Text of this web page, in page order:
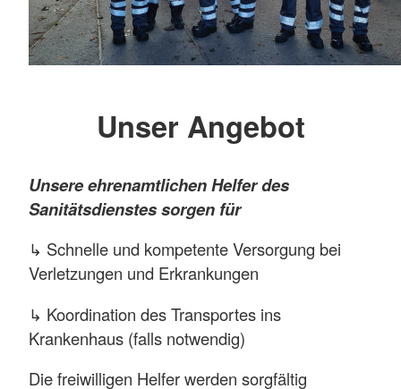
Unser Angebot
Unsere ehrenamtlichen Helfer des
Sanitätsdienstes sorgen für
↳ Schnelle und kompetente Versorgung bei
Verletzungen und Erkrankungen
↳ Koordination des Transportes ins
Krankenhaus (falls notwendig)
Die freiwilligen Helfer werden sorgfältig